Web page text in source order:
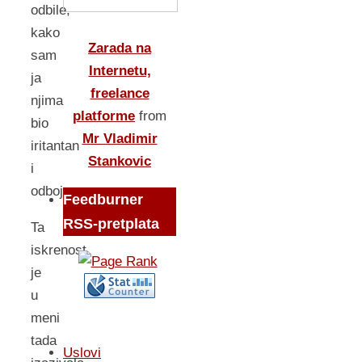
odbile,
kako
sam
ja
njima
bio
iritantan
i
odbojan.
Ta
iskrenost
je
u
meni
tada
Zarada na
Internetu,
freelance
platforme from
Mr Vladimir
Stankovic
Feedburner
RSS-pretplata
Uslovi